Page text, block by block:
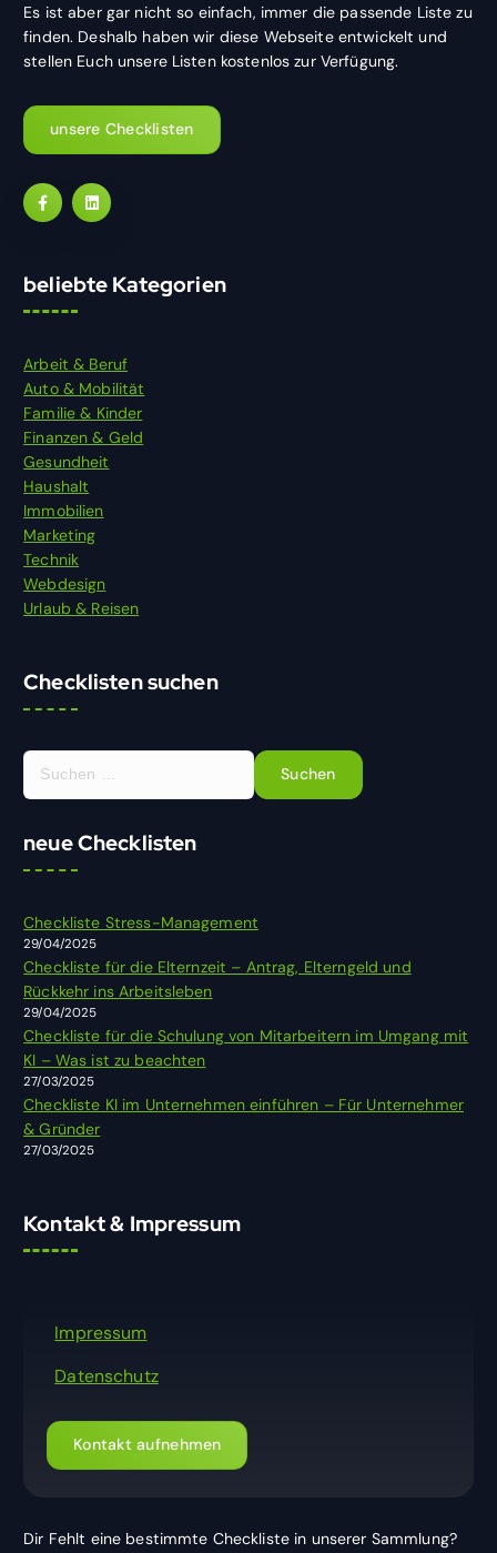
Es ist aber gar nicht so einfach, immer die passende Liste zu
finden. Deshalb haben wir diese Webseite entwickelt und
stellen Euch unsere Listen kostenlos zur Verfügung.
unsere Checklisten
beliebte Kategorien
Arbeit & Beruf
Auto & Mobilität
Familie & Kinder
Finanzen & Geld
Gesundheit
Haushalt
Immobilien
Marketing
Technik
Webdesign
Urlaub & Reisen
Checklisten suchen
S
h
a
c
h
:
neue Checklisten
Checkliste Stress-Management
29/04/2025
Checkliste für die Elternzeit – Antrag, Elterngeld und
Rückkehr ins Arbeitsleben
29/04/2025
Checkliste für die Schulung von Mitarbeitern im Umgang mit
KI – Was ist zu beachten
27/03/2025
Checkliste KI im Unternehmen einführen – Für Unternehmer
& Gründer
27/03/2025
Kontakt & Impressum
Impressum
Datenschutz
Kontakt aufnehmen
Dir Fehlt eine bestimmte Checkliste in unserer Sammlung?